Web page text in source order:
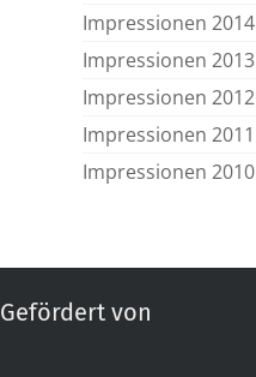
Impressionen 2014
Impressionen 2013
Impressionen 2012
Impressionen 2011
Impressionen 2010
Gefördert von